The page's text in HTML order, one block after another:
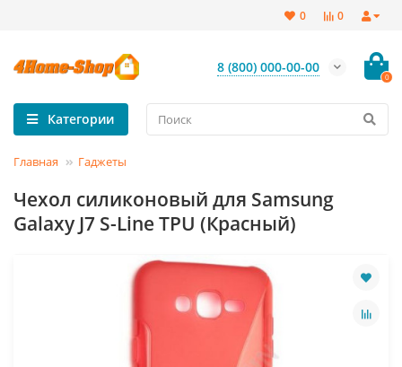
0
0
8 (800) 000-00-00
0
Категории
Главная Гаджеты
Чехол силиконовый для Samsung
Galaxy J7 S-Line TPU (Красный)